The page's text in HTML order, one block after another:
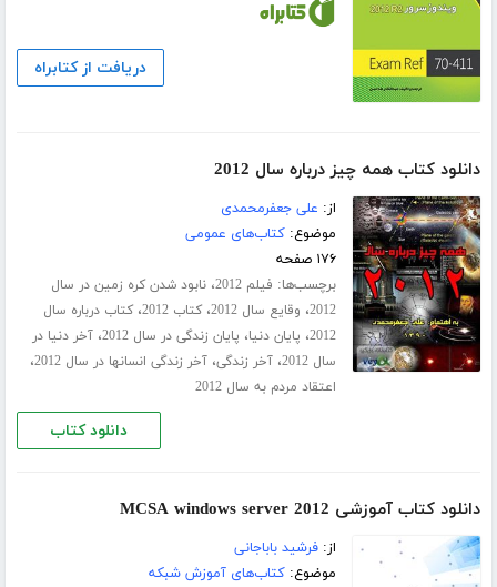
دریافت از کتابراه
دانلود کتاب همه چیز درباره سال 2012
از: علی جعفرمحمدی
موضوع:کتاب‌های عمومی
۱۷۶ صفحه
برچسب‌ها: فیلم 2012 ،نابود شدن کره زمین در سال
2012، وقایع سال 2012 ،کتاب 2012 ،کتاب درباره سال
2012، پایان دنیا، پایان زندگی در سال 2012 ،آخر دنیا در
سال 2012
،آخر زندگی،آخر زندگی انسانها در سال 2012 ،
اعتقاد مردم به سال 2012
دانلود کتاب
دانلود کتاب آموزشی MCSA windows server 2012
از:فرشید باباجانی
موضوع:کتاب‌های آموزش شبکه